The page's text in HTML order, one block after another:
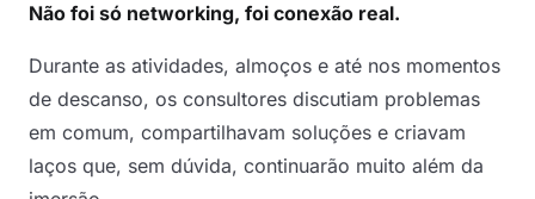
Não foi só networking, foi conexão real.
Durante as atividades, almoços e até nos momentos
de descanso, os consultores discutiam problemas
em comum, compartilhavam soluções e criavam
laços que, sem dúvida, continuarão muito além da